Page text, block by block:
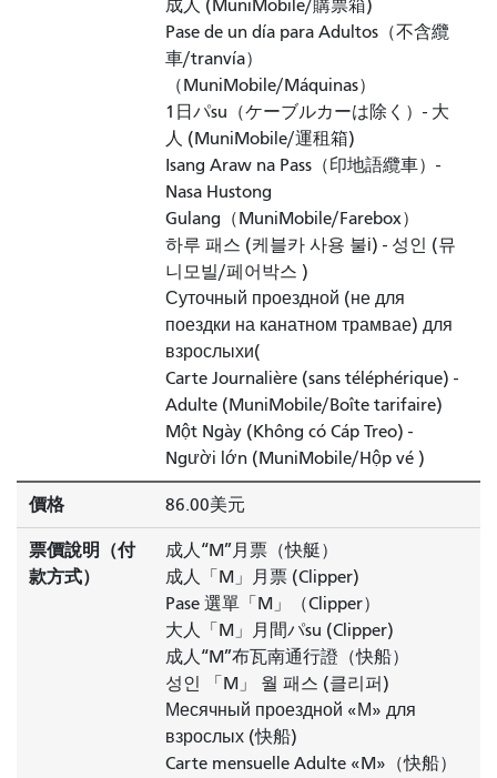
成人 (MuniMobile/購票箱)
Pase de un día para Adultos（不含纜
車/tranvía）
（MuniMobile/Máquinas）
1日パsu（ケーブルカーは除く）- 大
人 (MuniMobile/運租箱)
Isang Araw na Pass（印地語纜車）-
Nasa Hustong
Gulang（MuniMobile/Farebox）
하루 패스 (케블카 사용 불і) - 성인 (뮤
니모빌/페어박스 )
Суточный проездной (не для
поездки на канатном трамвае) для
взрослыхи(
Carte Journalière (sans téléphérique) -
Adulte (MuniMobile/Boîte tarifaire)
Một Ngày (Không có Cáp Treo) -
Người lớn (MuniMobile/Hộp vé )
價格 86.00美元
票價說明（付
款方式）
成人“M”月票（快艇）
成人「M」月票 (Clipper)
Pase 選單「M」（Clipper）
大人「M」月間パsu (Clipper)
成人“M”布瓦南通行證（快船）
성인 「M」 월 패스 (클리퍼)
Месячный проездной «М» для
взрослых (快船)
Carte mensuelle Adulte «M»（快船）